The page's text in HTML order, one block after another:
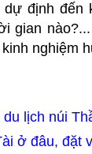
dự định đến
gian
nghiệm
du lịch núi
ở đâu, đặt